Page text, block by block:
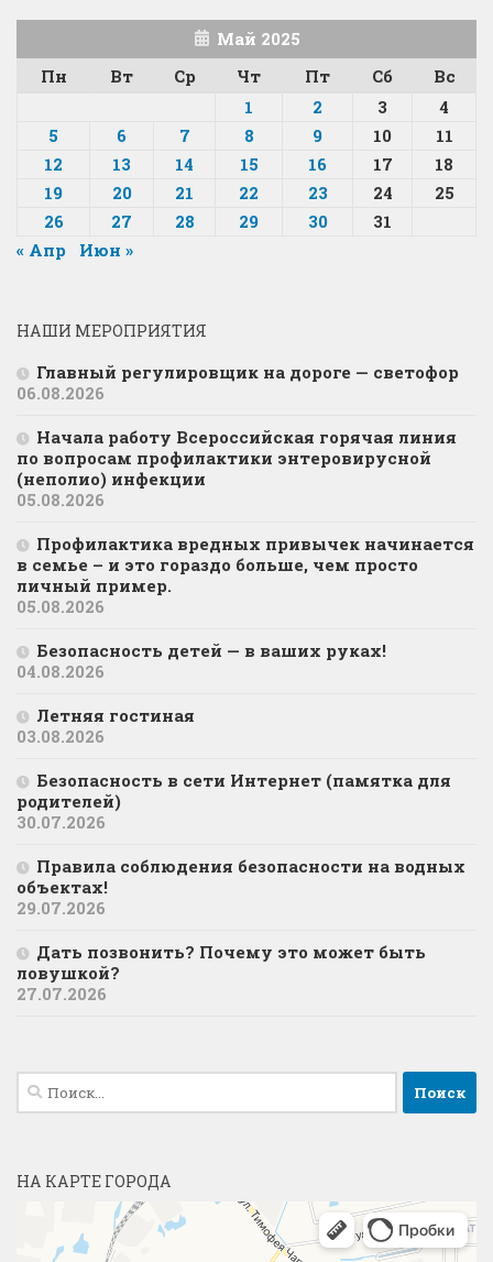
Май 2025
Пн
Вт Ср Чт Пт Сб
Вс
1
2 3
4
5
6 7 8 9 10
11
12
13 14 15 16 17
18
19
20 21 22 23 24
25
26
27 28 29 30
31
« Апр
Июн »
НАШИ МЕРОПРИЯТИЯ
Главный регулировщик на дороге — светофор
06.08.2026
Начала работу Всероссийская горячая линия
по вопросам профилактики энтеровирусной
(неполио) инфекции
05.08.2026
Профилактика вредных привычек начинается
в семье – и это гораздо больше, чем просто
личный пример.
05.08.2026
Безопасность детей — в ваших руках!
04.08.2026
Летняя гостиная
03.08.2026
Безопасность в сети Интернет (памятка для
родителей)
30.07.2026
Правила соблюдения безопасности на водных
объектах!
29.07.2026
Дать позвонить? Почему это может быть
ловушкой?
27.07.2026
Найти:
НА КАРТЕ ГОРОДА